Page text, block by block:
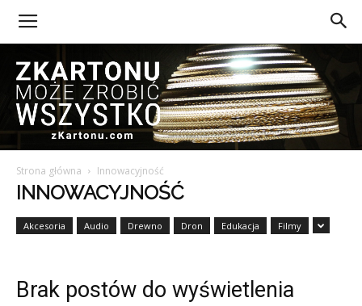
Z
Strona główna Innowacyjność
INNOWACYJNOŚĆ
Akcesoria Audio Drewno Dron Edukacja Filmy
Brak postów do wyświetlenia